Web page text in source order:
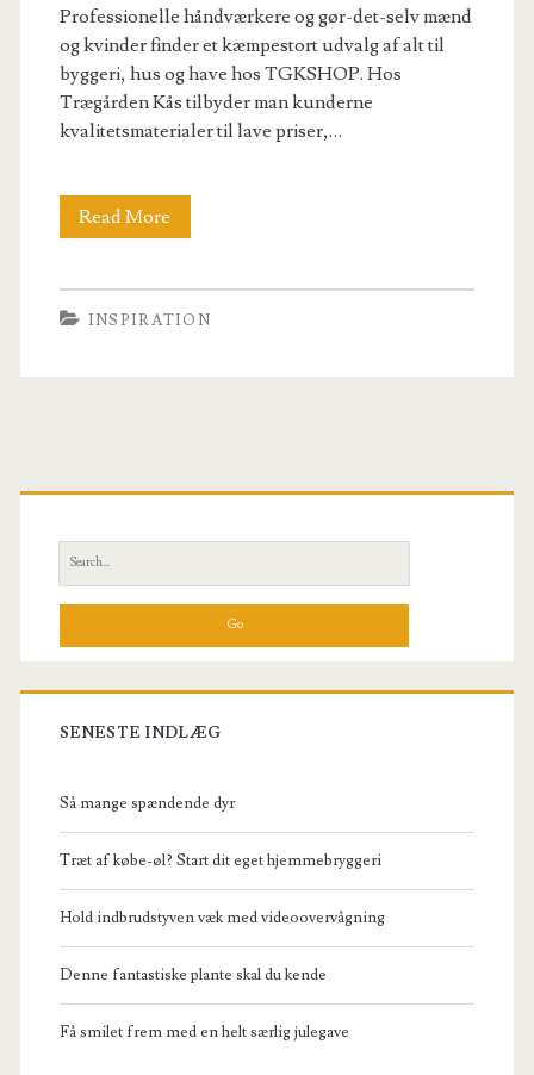
Professionelle håndværkere og gør-det-selv mænd
og kvinder finder et kæmpestort udvalg af alt til
byggeri, hus og have hos TGKSHOP. Hos
Trægården Kås tilbyder man kunderne
kvalitetsmaterialer til lave priser,…
Read More
håndværker
og
gør-
det-
manden
INSPIRATION
Primary
Sidebar
Search
for:
SENESTE INDLÆG
Så mange spændende dyr
Træt af købe-øl? Start dit eget hjemmebryggeri
Hold indbrudstyven væk med videoovervågning
Denne fantastiske plante skal du kende
Få smilet frem med en helt særlig julegave